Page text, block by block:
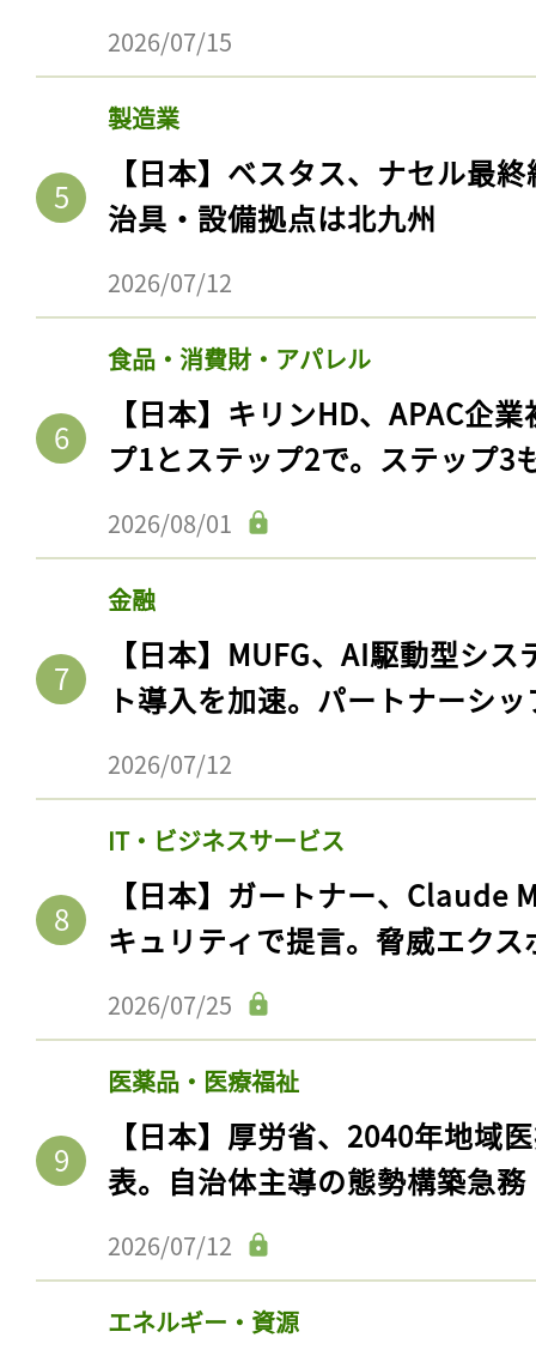
2026/07/15
製造業
【日本】ベスタス、ナセル最
治具・設備拠点は北九州
2026/07/12
食品・消費財・アパレル
【日本】キリンHD、APAC企
プ1とステップ2で。ステップ3
2026/08/01
金融
【日本】MUFG、AI駆動型シ
ト導入を加速。パートナーシ
2026/07/12
IT・ビジネスサービス
【日本】ガートナー、Claude
キュリティで提言。脅威エク
2026/07/25
医薬品・医療福祉
【日本】厚労省、2040年地域
表。自治体主導の態勢構築急務
2026/07/12
エネルギー・資源